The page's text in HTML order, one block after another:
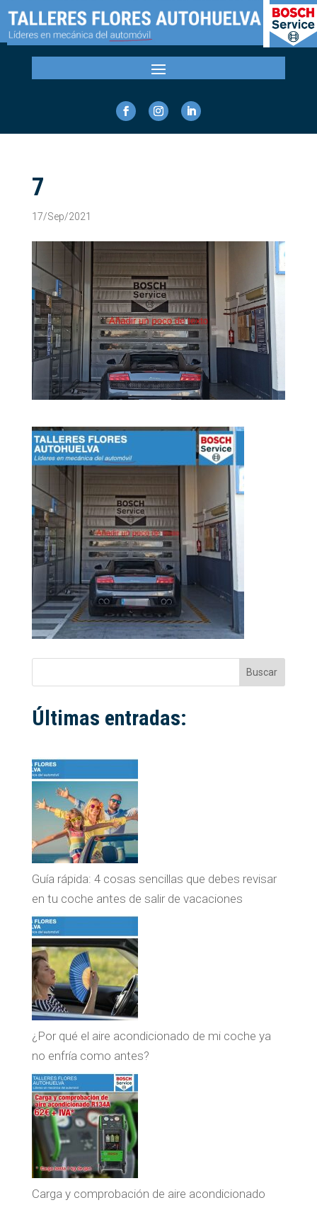
7
17/Sep/2021
Buscar
Últimas entradas:
Guía rápida: 4 cosas sencillas que debes revisar
en tu coche antes de salir de vacaciones
¿Por qué el aire acondicionado de mi coche ya
no enfría como antes?
Carga y comprobación de aire acondicionado